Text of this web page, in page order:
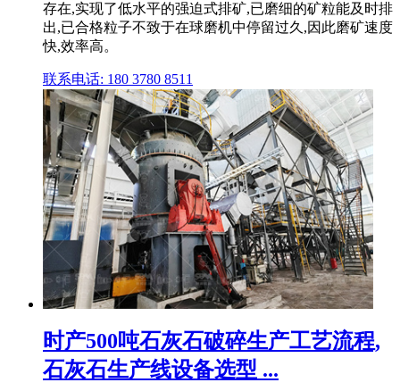
存在,实现了低水平的强迫式排矿,已磨细的矿粒能及时排
出,已合格粒子不致于在球磨机中停留过久,因此磨矿速度
快,效率高。
联系电话: 180 3780 8511
时产500吨石灰石破碎生产工艺流程,
石灰石生产线设备选型 ...